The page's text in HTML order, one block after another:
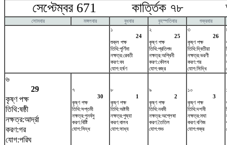
সেপ্টেম্বর 671 কার্ত্তিক ৭৮
সোমবার মঙ্গলবার বুধবার বৃহস্পতিবার
শুক্রবার
১
24
শুক্ল পক্ষ
তিথি:পূর্ণিমা
নক্ষত্র:রেবতী
করণ:বব
যোগ:হর্ষণ
২
25
কৃষ্ণ পক্ষ
তিথি:প্রতিপদ
নক্ষত্র:অশ্বিনী
করণ:কৌলব
যোগ:বজ্র
৩
26
কৃষ্ণ পক্ষ
তিথি:দ্বিতীয়া
নক্ষত্র:ভরণী
করণ:গর
যোগ:সিদ্ধি
৬
29
কৃষ্ণ পক্ষ
তিথি:ষষ্ঠী
নক্ষত্র:আর্দ্রা
করণ:গর
যোগ:পরিঘ
৭
30
কৃষ্ণ পক্ষ
তিথি:সপ্তমী
নক্ষত্র:পুনর্বসু
করণ:বিষ্টি
যোগ:সিদ্ধ
৮
1
কৃষ্ণ পক্ষ
তিথি:অষ্টমী
নক্ষত্র:পুষ্যা
করণ:বালব
যোগ:সাধ্য
৯
2
কৃষ্ণ পক্ষ
তিথি:নবমী
নক্ষত্র:অশ্লেষা
করণ:তৈতিল
যোগ:শুভ
১০
3
কৃষ্ণ পক্ষ
তিথি:দশমী
নক্ষত্র:মঘা
করণ:বণিজ
যোগ:শুক্র